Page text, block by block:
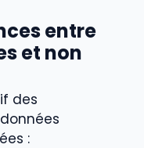
entre
et non
des
: